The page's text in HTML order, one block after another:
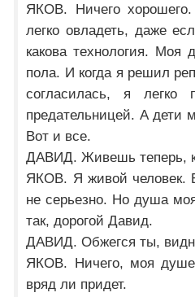
ЯКОВ. Ничего
легко овладеть, даже
какова технология. Моя
пола. И когда я решил
согласилась, я
предательницей. А дети
Вот и все.
ДАВИД. Живешь теперь,
ЯКОВ. Я живой человек.
не серьезно. Но душа
так, дорогой Давид.
ДАВИД. Обжегся ты,
ЯКОВ. Ничего, моя
вряд ли придет.